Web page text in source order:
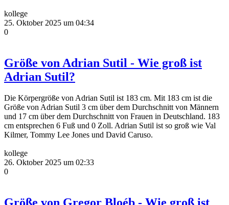
kollege
25. Oktober 2025 um 04:34
0
Größe von Adrian Sutil - Wie groß ist
Adrian Sutil?
Die Körpergröße von Adrian Sutil ist 183 cm. Mit 183 cm ist die
Größe von Adrian Sutil 3 cm über dem Durchschnitt von Männern
und 17 cm über dem Durchschnitt von Frauen in Deutschland. 183
cm entsprechen 6 Fuß und 0 Zoll. Adrian Sutil ist so groß wie Val
Kilmer, Tommy Lee Jones und David Caruso.
kollege
26. Oktober 2025 um 02:33
0